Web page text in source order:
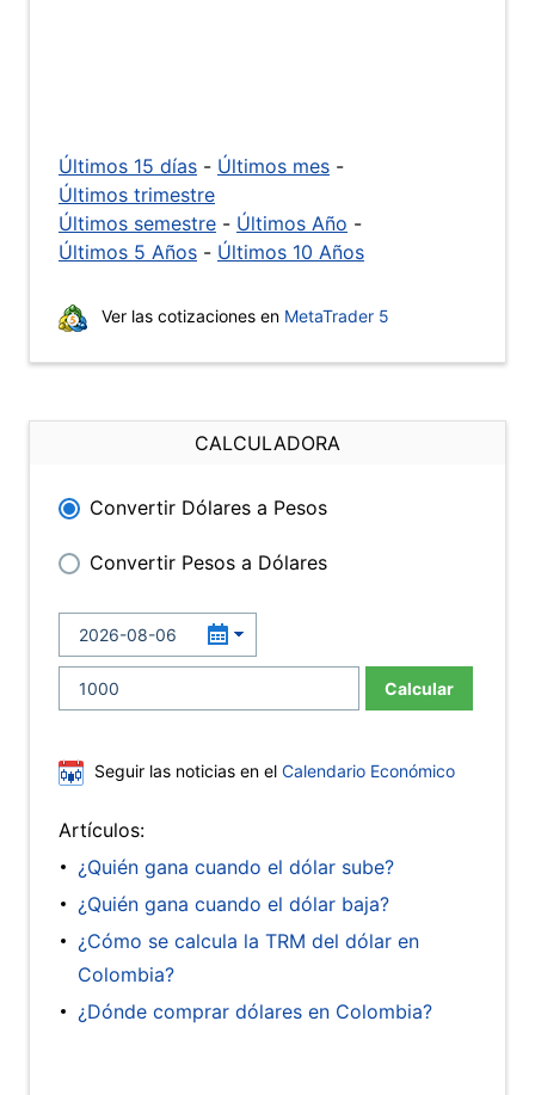
Últimos 15 días - Últimos mes -
Últimos trimestre
Últimos semestre - Últimos Año -
Últimos 5 Años - Últimos 10 Años
Ver las cotizaciones en MetaTrader 5
CALCULADORA
Convertir Dólares a Pesos
Convertir Pesos a Dólares
Calcular
Seguir las noticias en el Calendario Económico
Artículos:
¿Quién gana cuando el dólar sube?
¿Quién gana cuando el dólar baja?
¿Cómo se calcula la TRM del dólar en
Colombia?
¿Dónde comprar dólares en Colombia?